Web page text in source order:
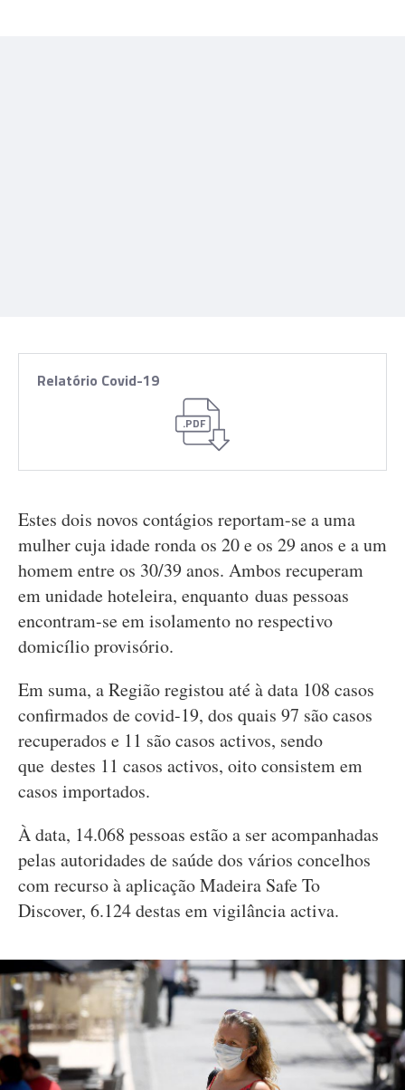
.PDF
Relatório Covid-19
Estes dois novos contágios reportam-se a uma
mulher cuja idade ronda os 20 e os 29 anos e a um
homem entre os 30/39 anos. Ambos recuperam
em unidade hoteleira, enquanto duas pessoas
encontram-se em isolamento no respectivo
domicílio provisório.
Em suma, a Região registou até à data 108 casos
confirmados de covid-19, dos quais 97 são casos
recuperados e 11 são casos activos, sendo
que destes 11 casos activos, oito consistem em
casos importados.
À data, 14.068 pessoas estão a ser acompanhadas
pelas autoridades de saúde dos vários concelhos
com recurso à aplicação Madeira Safe To
Discover, 6.124 destas em vigilância activa.